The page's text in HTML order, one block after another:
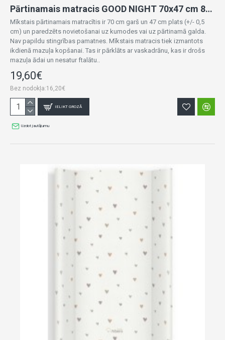
Pārtinamais matracis GOOD NIGHT 70x47 cm 87678
Mīkstais pārtinamais matracītis ir 70 cm garš un 47 cm plats (+/- 0,5
cm) un paredzēts novietošanai uz kumodes vai uz pārtinamā galda.
Nav papildu stingrības pamatnes. Mīkstais matracis tiek izmantots
ikdienā mazuļa kopšanai. Tas ir pārklāts ar vaskadrānu, kas ir drošs
mazuļa ādai un nesatur ftalātu..
19,60€
Bez nodokļa:16,20€
IELIKT GROZĀ
Uzdot jautājumu